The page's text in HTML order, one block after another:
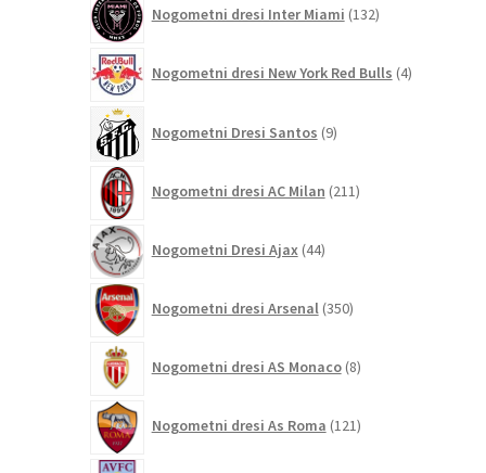
Nogometni dresi Inter Miami 132izdelkov
Nogometni dresi New York Red Bulls 4izdelki
Nogometni Dresi Santos 9izdelkov
Nogometni dresi AC Milan 211izdelkov
Nogometni Dresi Ajax 44izdelkov
Nogometni dresi Arsenal 350izdelkov
Nogometni dresi AS Monaco 8izdelkov
Nogometni dresi As Roma 121izdelkov